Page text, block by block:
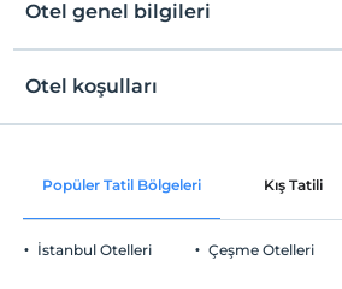
Otel genel bilgileri
Ortak alanlar ve tüm
Otel koşulları
Check/in
Check/out
En geç saat 13:00 ve öncesi
Evcil Hayvan
Popüler Tatil Bölgeleri Kış Tatili
İstanbul Otelleri Çeşme Otelleri